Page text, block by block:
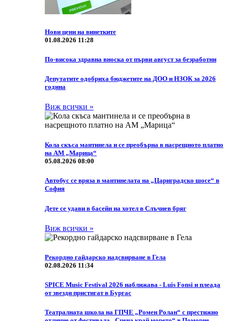
Нови цени на винетките
01.08.2026 11:28
По-висока здравна вноска от първи август за безработни
Депутатите одобриха бюджетите на ДОО и НЗОК за 2026
година
Виж всички »
Кола скъса мантинела и се преобърна в насрещното платно
на АМ „Марица“
05.08.2026 08:00
Автобус се вряза в мантинелата на „Цариградско шосе“ в
София
Дете се удави в басейн на хотел в Слъчнев бряг
Виж всички »
Рекордно гайдарско надсвирване в Гела
02.08.2026 11:34
SPICE Music Festival 2026 наближава - Luis Fonsi и плеада
от звезди пристигат в Бургас
Театралната школа на ГПЧЕ „Ромен Ролан“ с престижно